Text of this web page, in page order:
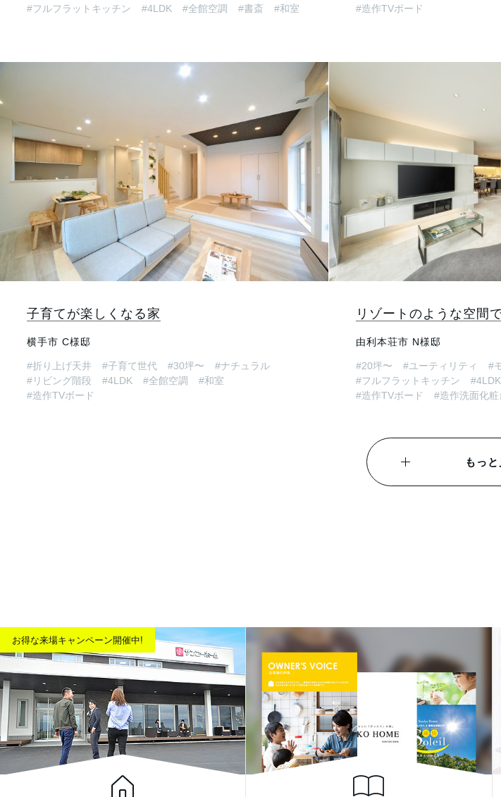
#フルフラットキッチン
#4LDK #全館空調 #書斎 #和室
#造作TVボード
子育てが楽しくなる家
横手市 C様邸
#折り上げ天井 #子育て世代 #30坪〜
#ナチュラル
#リビング階段
#4LDK #全館空調
#和室
#造作TVボード
リゾートのような空間
由利本荘市 N様邸
#20坪〜 #ユーティリティ #
#フルフラットキッチン
#4LDK
#造作TVボード
#造作洗面化粧
もっと
お得な来場キャンペーン開催中!